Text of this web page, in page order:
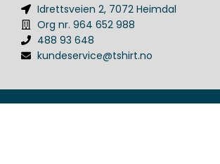
Idrettsveien 2, 7072 Heimdal
Org nr. 964 652 988
488 93 648
kundeservice@tshirt.no